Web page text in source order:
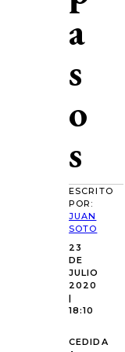
a
s
o
s
ESCRITO
POR:
JUAN
SOTO
23
DE
JULIO
2020
|
18:10
CEDIDA